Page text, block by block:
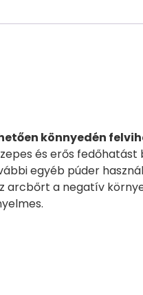
könnyedén
és erős
egyéb púder
arcbőrt a negatív